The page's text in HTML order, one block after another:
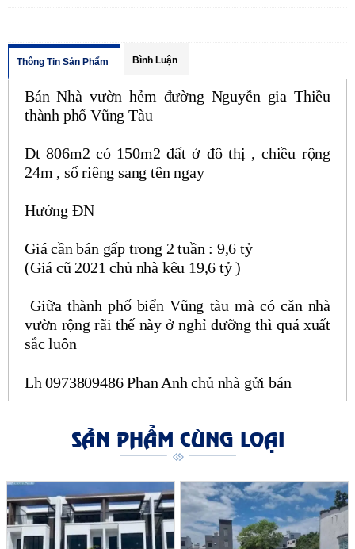
Thông Tin Sản Phẩm Bình Luận
Bán Nhà vườn hẻm đường Nguyễn gia Thiều
thành phố Vũng Tàu
Dt 806m2 có 150m2 đất ở đô thị , chiều rộng
24m , sổ riêng sang tên ngay
Hướng ĐN
Giá cần bán gấp trong 2 tuần : 9,6 tỷ
(Giá cũ 2021 chủ nhà kêu 19,6 tỷ )
Giữa thành phố biển Vũng tàu mà có căn nhà
vườn rộng rãi thế này ở nghỉ dưỡng thì quá xuất
sắc luôn
Lh 0973809486 Phan Anh chủ nhà gửi bán
SẢN PHẨM CÙNG LOẠI